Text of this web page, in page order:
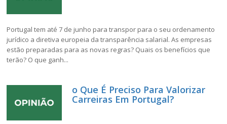
Portugal tem até 7 de junho para transpor para o seu ordenamento
jurídico a diretiva europeia da transparência salarial. As empresas
estão preparadas para as novas regras? Quais os benefícios que
terão? O que ganh...
o Que É Preciso Para Valorizar
Carreiras Em Portugal?